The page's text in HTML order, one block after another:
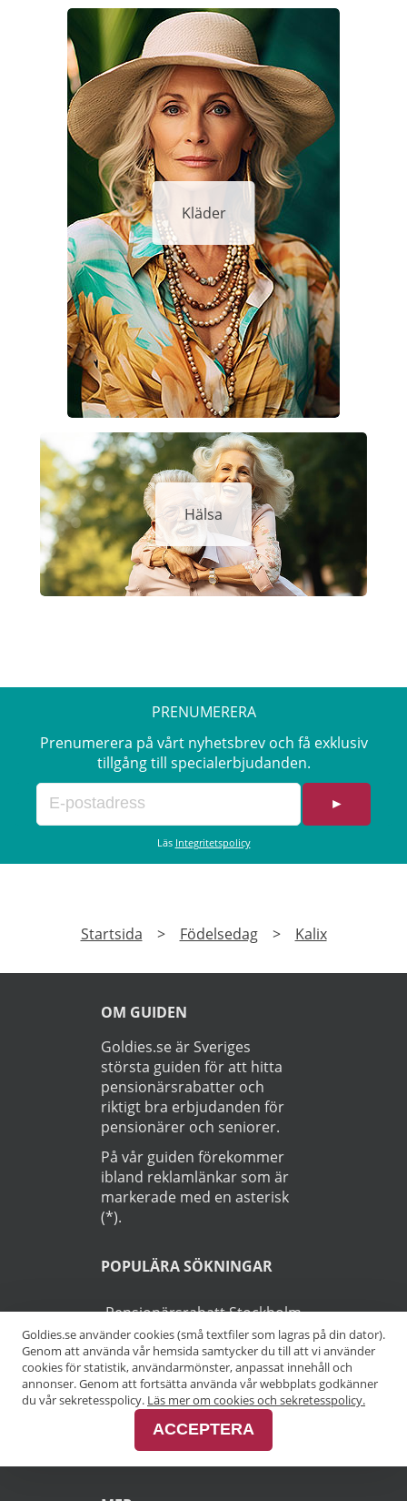
Kläder
Hälsa
PRENUMERERA
Prenumerera på vårt nyhetsbrev och få exklusiv
tillgång till specialerbjudanden.
►
Läs Integritetspolicy
Startsida > Födelsedag > Kalix
OM GUIDEN
Goldies.se är Sveriges
största guiden för att hitta
pensionärsrabatter och
riktigt bra erbjudanden för
pensionärer och seniorer.
På vår guiden förekommer
ibland reklamlänkar som är
markerade med en asterisk
(*).
POPULÄRA SÖKNINGAR
Pensionärsrabatt Stockholm
Pensionärsrabatt Göteborg
Pensionärsrabatt Malmö
Pensionärsrabatt Skåne
Goldies.se använder cookies (små textfiler som lagras på din dator).
Genom att använda vår hemsida samtycker du till att vi använder
cookies för statistik, användarmönster, anpassat innehåll och
annonser. Genom att fortsätta använda vår webbplats godkänner
du vår sekretesspolicy. Läs mer om cookies och sekretesspolicy.
ACCEPTERA